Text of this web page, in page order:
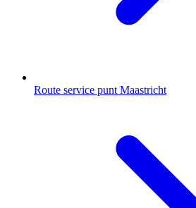
Route service punt Maastricht